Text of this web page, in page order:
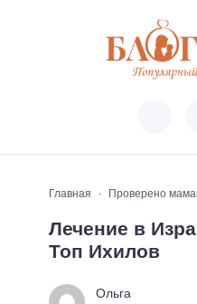
Главная Проверено
Лечение в
Топ Ихилов
Ольга